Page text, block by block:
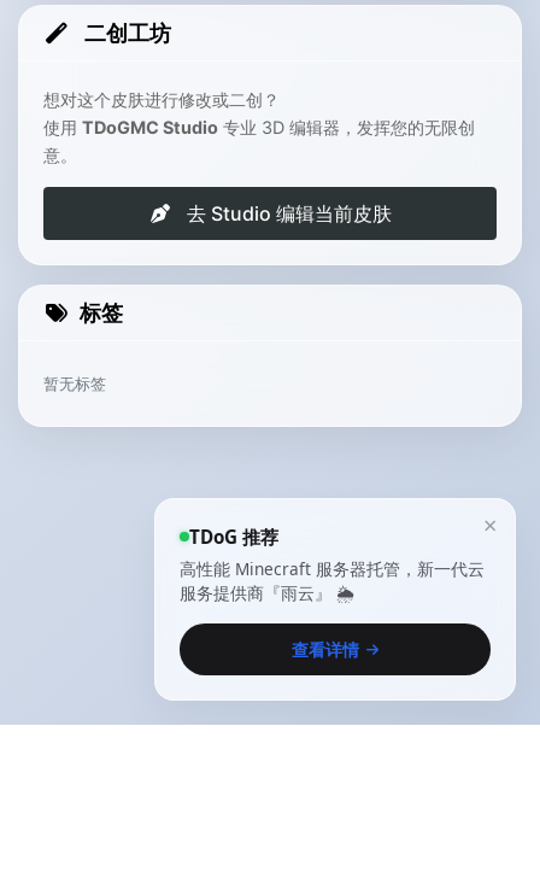
二创工坊
想对这个皮肤进行修改或二创？
使用 TDoGMC Studio 专业 3D 编辑器，发挥您的无限创
意。
去 Studio 编辑当前皮肤
标签
暂无标签
×
TDoG 推荐
高性能 Minecraft 服务器托管，新一代云
服务提供商『雨云』 🌦️
查看详情